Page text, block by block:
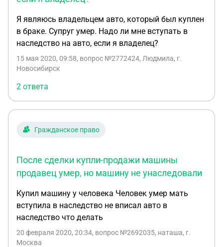
наследство будет оформляться на маму, в т.ч. и
машина, нотариус знает об этом. И говорит, что
она где-то прочитала в интернете, что если нас
остановят на дороге ДПСники, и потом может
выясниться, что машина нам не принадлежит,
хоть мы и вписаны в страховку. И вообще, это
никогда не возникало вопросов, почему папа не
папа умер, и вряд ли узнают. Я также прочитала,
что если всё-таки выяснится, что машина
принадлежит умершему, а в наследство пока ещё
не вступили, то могут оштрафовать за то, что
ездим на незарегистрированном т/с. С другой
в т.ч. и машину, т.к. обслуживаем её постоянно,
Я являюсь владельцем авто, который был куплен
в браке. Супруг умер. Надо ли мне вступать в
наследство на авто, если я владелец?
15 мая 2020, 09:58, вопрос №2772424, Людмила, г.
Новосибирск
2 ответа
Гражданское право
После сделки купли-продажи машины
продавец умер, но машину не унаследовали
Купил машину у человека Человек умер мать
вступила в наследство не вписал авто в
наследство что делать
20 февраля 2020, 20:34, вопрос №2692035, наташа, г.
Москва